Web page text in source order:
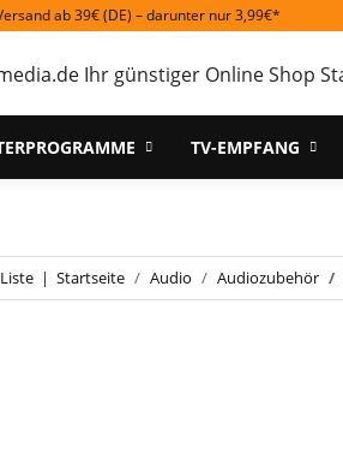
ab 39€ (DE) – darunter nur 3,99€*
TV-EMPFANG
Startseite Audio Audiozubehör